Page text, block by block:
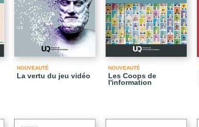
NOUVEAUTÉ
La vertu du jeu vidéo
NOUVEAUTÉ
Les Coops de
l'information